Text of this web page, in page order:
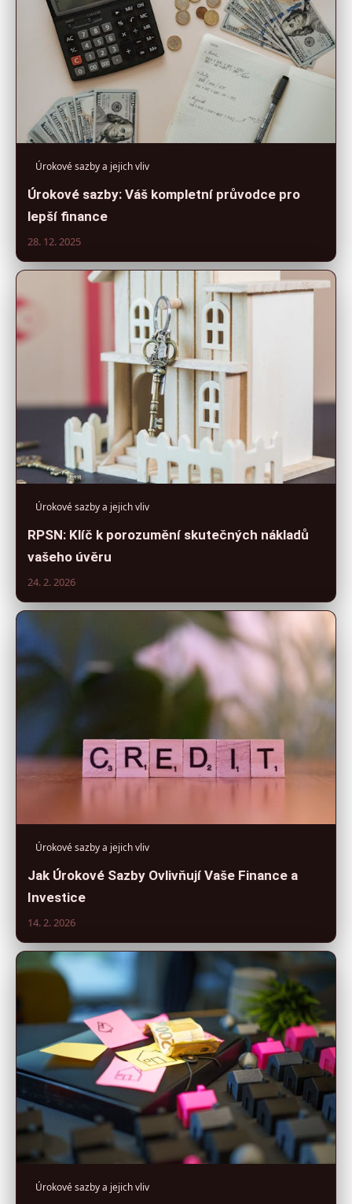
Úrokové sazby a jejich vliv
Úrokové sazby: Váš kompletní průvodce pro
lepší finance
28. 12. 2025
Úrokové sazby a jejich vliv
RPSN: Klíč k porozumění skutečných nákladů
vašeho úvěru
24. 2. 2026
Úrokové sazby a jejich vliv
Jak Úrokové Sazby Ovlivňují Vaše Finance a
Investice
14. 2. 2026
Úrokové sazby a jejich vliv